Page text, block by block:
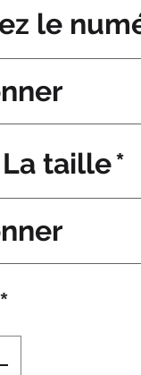
le
taille*
*